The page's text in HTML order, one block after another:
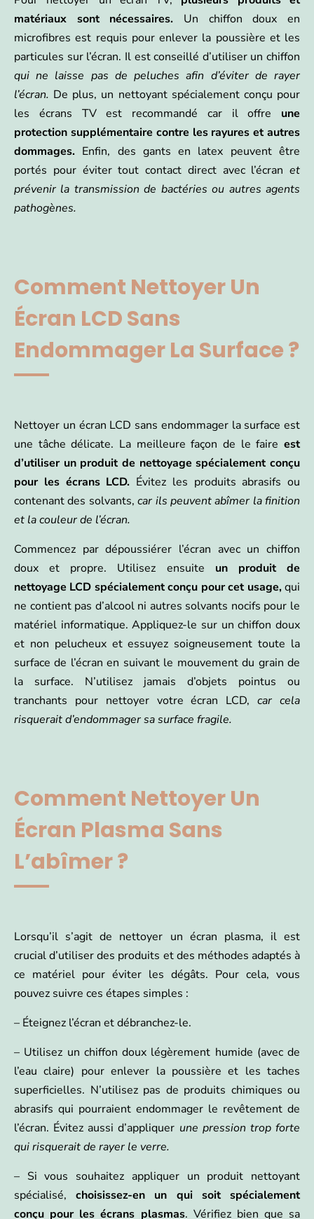
matériaux sont nécessaires. Un chiffon doux en
microfibres est requis pour enlever la poussière et les
particules sur l’écran. Il est conseillé d’utiliser un chiffon
qui ne laisse pas de peluches afin d’éviter de rayer
l’écran. De plus, un nettoyant spécialement conçu pour
les écrans TV est recommandé car il offre une
protection supplémentaire contre les rayures et autres
dommages. Enfin, des gants en latex peuvent être
portés pour éviter tout contact direct avec l’écran et
prévenir la transmission de bactéries ou autres agents
pathogènes.
Comment Nettoyer Un
Écran LCD Sans
Endommager La Surface ?
Nettoyer un écran LCD sans endommager la surface est
une tâche délicate. La meilleure façon de le faire est
d’utiliser un produit de nettoyage spécialement conçu
pour les écrans LCD. Évitez les produits abrasifs ou
contenant des solvants,car ils peuvent abîmer la finition
et la couleur de l’écran.
Commencez par dépoussiérer l’écran avec un chiffon
doux et propre. Utilisez ensuite un produit de
nettoyage LCD spécialement conçu pour cet usage,qui
ne contient pas d’alcool ni autres solvants nocifs pour le
matériel informatique. Appliquez-le sur un chiffon doux
et non pelucheux et essuyez soigneusement toute la
surface de l’écran en suivant le mouvement du grain de
la surface. N’utilisez jamais d’objets pointus ou
tranchants pour nettoyer votre écran LCD,car cela
risquerait d’endommager sa surface fragile.
Comment Nettoyer Un
Écran Plasma Sans
L’abîmer ?
Lorsqu’il s’agit de nettoyer un écran plasma, il est
crucial d’utiliser des produits et des méthodes adaptés à
ce matériel pour éviter les dégâts. Pour cela, vous
pouvez suivre ces étapes simples :
– Éteignez l’écran et débranchez-le.
– Utilisez un chiffon doux légèrement humide (avec de
l’eau claire) pour enlever la poussière et les taches
superficielles. N’utilisez pas de produits chimiques ou
abrasifs qui pourraient endommager le revêtement de
l’écran. Évitez aussi d’appliquer une pression trop forte
qui risquerait de rayer le verre.
– Si vous souhaitez appliquer un produit nettoyant
spécialisé, choisissez-en un qui soit spécialement
conçu pour les écrans plasmas. Vérifiez bien que sa